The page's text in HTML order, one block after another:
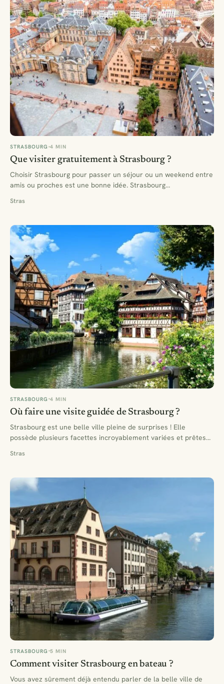
STRASBOURG 4 MIN
Que visiter gratuitement à Strasbourg ?
Choisir Strasbourg pour passer un séjour ou un weekend entre
amis ou proches est une bonne idée. Strasbourg…
Stras
STRASBOURG 4 MIN
Où faire une visite guidée de Strasbourg ?
Strasbourg est une belle ville pleine de surprises ! Elle
possède plusieurs facettes incroyablement variées et prêtes
Stras
STRASBOURG 5 MIN
Comment visiter Strasbourg en bateau ?
Vous avez sûrement déjà entendu parler de la belle ville de